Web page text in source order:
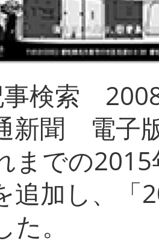
検索
新聞 電子
までの
追加し、「
まし